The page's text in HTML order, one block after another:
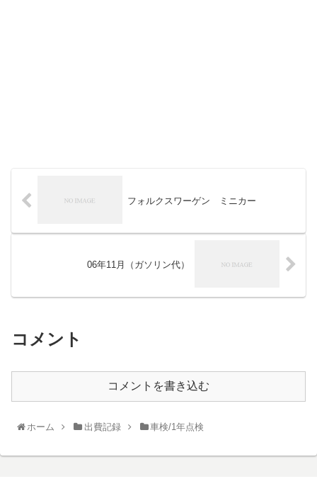
フォルクスワーゲン ミニカー
06年11月（ガソリン代）
コメント
コメントを書き込む
ホーム 出費記録 車検/1年点検